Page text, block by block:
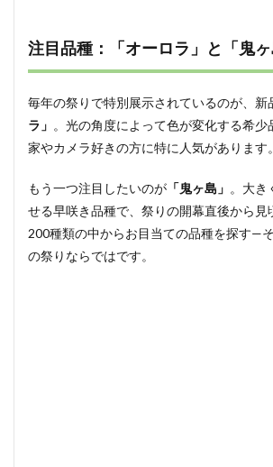
11.2
王座歴
史の道
12
2026
年の
基本
情報
注目品種：「オーロラ」と「鬼ヶ
毎年の祭りで特別展示されているのが、新
ラ」 。光の角度によって色が変化する希少
家やカメラ好きの方に特に人気があります。
もう一つ注目したいのが 「鬼ヶ島」 。大き
せる早咲き品種で、祭りの開幕直後から見
200種類の中からお目当ての品種を探す—
の祭りならではです。